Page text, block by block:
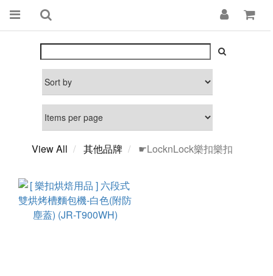
View All 其他品牌 ☛LocknLock樂扣樂扣